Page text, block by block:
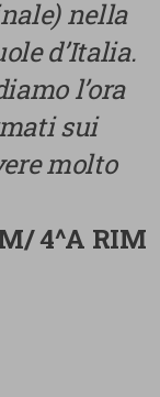
nella
d’Italia.
l’ora
sui
molto
4^A RIM